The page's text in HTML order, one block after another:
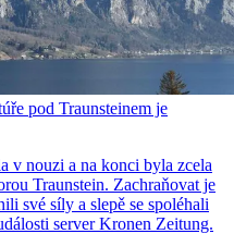
pod Traunsteinem je
v nouzi a na konci byla zcela
Traunstein. Zachraňovat je
své síly a slepě se spoléhali
server Kronen Zeitung.